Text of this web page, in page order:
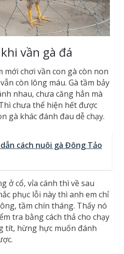
vần gà đá
mới chơi vần con gà còn non
còn lông máu. Gà tầm bảy
nhau, chưa căng hẳn mà
chưa thể hiện hết được
gà khác đánh đau dễ chạy.
cách nuôi gà Đông Tảo
ở cổ, vỉa cánh thì về sau
phục lỗi này thì anh em chỉ
tầm chín tháng. Thấy nó
tra bằng cách thả cho chạy
tít, hừng hực muốn đánh